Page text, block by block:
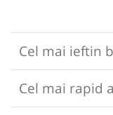
Cel mai ieftin
Cel mai rapid